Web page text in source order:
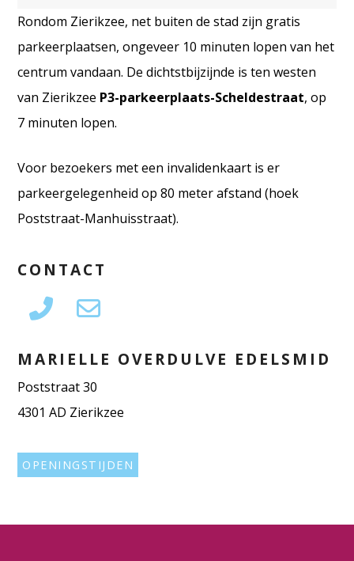
Rondom Zierikzee, net buiten de stad zijn gratis
parkeerplaatsen, ongeveer 10 minuten lopen van het
centrum vandaan. De dichtstbijzijnde is ten westen
van Zierikzee P3-parkeerplaats-Scheldestraat, op
7 minuten lopen.
Voor bezoekers met een invalidenkaart is er
parkeergelegenheid op 80 meter afstand (hoek
Poststraat-Manhuisstraat).
CONTACT
MARIELLE OVERDULVE EDELSMID
Poststraat 30
4301 AD Zierikzee
OPENINGSTIJDEN